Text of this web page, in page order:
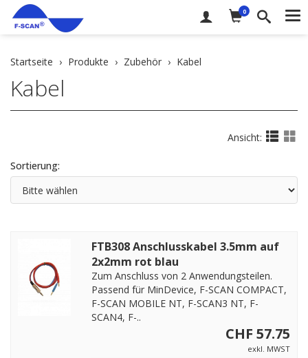
0
zurück
Kabel
Anwendungsteile
Sonstiges
Downloads
Startseite Produkte Zubehör Kabel
Kabel
Ansicht:
Sortierung:
FTB308 Anschlusskabel 3.5mm auf
2x2mm rot blau
Zum Anschluss von 2 Anwendungsteilen.
Passend für MinDevice, F-SCAN COMPACT,
F-SCAN MOBILE NT, F-SCAN3 NT, F-
SCAN4, F-..
CHF 57.75
exkl. MWST